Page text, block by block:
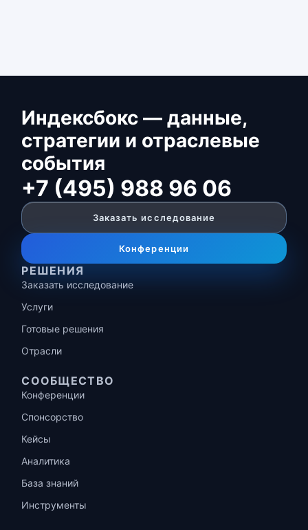
Индексбокс — данные,
стратегии и отраслевые
события
+7 (495) 988 96 06
Заказать исследование
Конференции
РЕШЕНИЯ
Заказать исследование
Услуги
Готовые решения
Отрасли
СООБЩЕСТВО
Конференции
Спонсорство
Кейсы
Аналитика
База знаний
Инструменты